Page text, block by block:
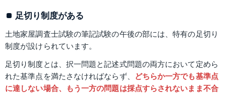
足切り制度がある
土地家屋調査士試験の筆記試験の午後の部には、特有の足切り
制度が設けられています。
足切り制度とは、択一問題と記述式問題の両方において定めら
れた基準点を満たさなければならず、
どちらか一方でも基準点
に達しない場合、もう一方の問題は採点すらされないまま不合